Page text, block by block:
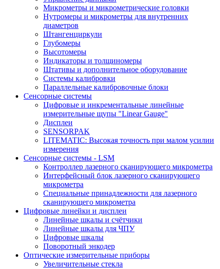
Микрометры и микрометрические головки
Нутромеры и микрометры для внутренних
диаметров
Штангенциркули
Глубомеры
Высотомеры
Индикаторы и толщиномеры
Штативы и дополнительное оборудование
Системы калибровки
Параллельные калибровочные блоки
Сенсорные системы
Цифровые и инкрементальные линейные
измерительные щупы "Linear Gauge"
Дисплеи
SENSORPAK
LITEMATIC: Высокая точность при малом усилии
измерения
Сенсорные системы - LSM
Контроллер лазерного сканирующего микрометра
Интерфейсный блок лазерного сканирующего
микрометра
Специальные принадлежности для лазерного
сканирующего микрометра
Цифровые линейки и дисплеи
Линейные шкалы и счётчики
Линейные шкалы для ЧПУ
Цифровые шкалы
Поворотный энкодер
Оптические измерительные приборы
Увеличительные стекла